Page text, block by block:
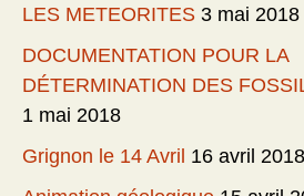
LES METEORITES 3 mai 2018
DOCUMENTATION POUR LA
DÉTERMINATION DES
1 mai 2018
Grignon le 14 Avril 16 avril 2018